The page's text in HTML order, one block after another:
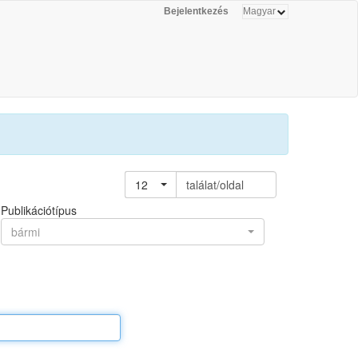
Bejelentkezés
12
találat/oldal
Publikációtípus
bármi